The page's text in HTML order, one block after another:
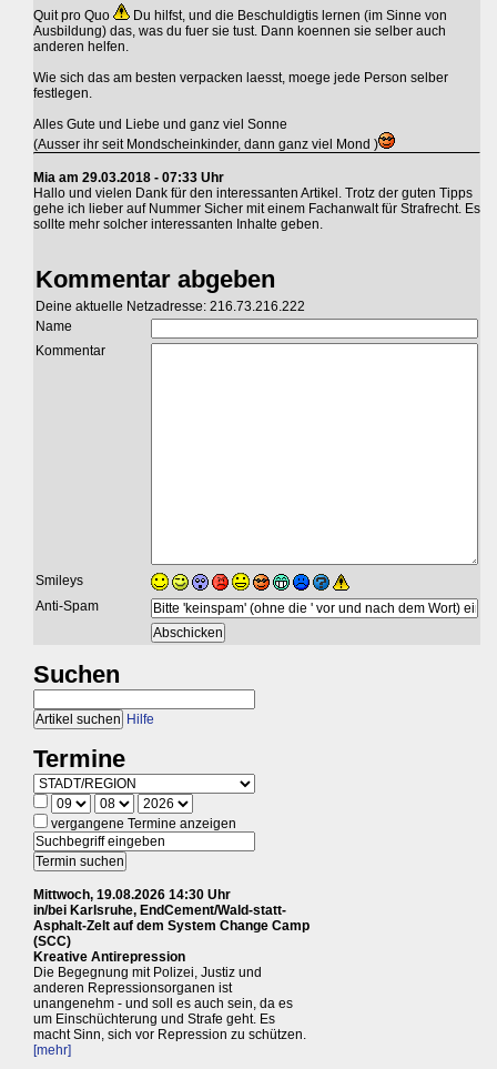
Quit pro Quo
Du hilfst, und die Beschuldigtis lernen (im Sinne von
Ausbildung) das, was du fuer sie tust. Dann koennen sie selber auch
anderen helfen.
Wie sich das am besten verpacken laesst, moege jede Person selber
festlegen.
Alles Gute und Liebe und ganz viel Sonne
(Ausser ihr seit Mondscheinkinder, dann ganz viel Mond )
Mia am 29.03.2018 - 07:33 Uhr
Hallo und vielen Dank für den interessanten Artikel. Trotz der guten Tipps
gehe ich lieber auf Nummer Sicher mit einem Fachanwalt für Strafrecht. Es
sollte mehr solcher interessanten Inhalte geben.
Kommentar abgeben
Deine aktuelle Netzadresse: 216.73.216.222
Name
Kommentar
Smileys
Anti-Spam
Suchen
Hilfe
Termine
vergangene Termine anzeigen
Mittwoch, 19.08.2026 14:30 Uhr
in/bei Karlsruhe, EndCement/Wald-statt-
Asphalt-Zelt auf dem System Change Camp
(SCC)
Kreative Antirepression
Die Begegnung mit Polizei, Justiz und
anderen Repressionsorganen ist
unangenehm - und soll es auch sein, da es
um Einschüchterung und Strafe geht. Es
macht Sinn, sich vor Repression zu schützen.
[mehr]